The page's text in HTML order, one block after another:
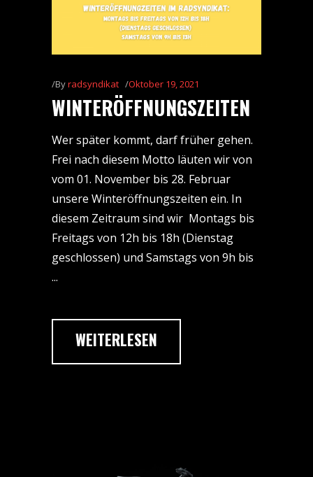
Byradsyndikat Oktober 19, 2021
WINTERÖFFNUNGSZEITEN
Wer später kommt, darf früher gehen.
Frei nach diesem Motto läuten wir von
vom 01. November bis 28. Februar
unsere Winteröffnungszeiten ein. In
diesem Zeitraum sind wir Montags bis
Freitags von 12h bis 18h (Dienstag
geschlossen) und Samstags von 9h bis
WEITERLESEN